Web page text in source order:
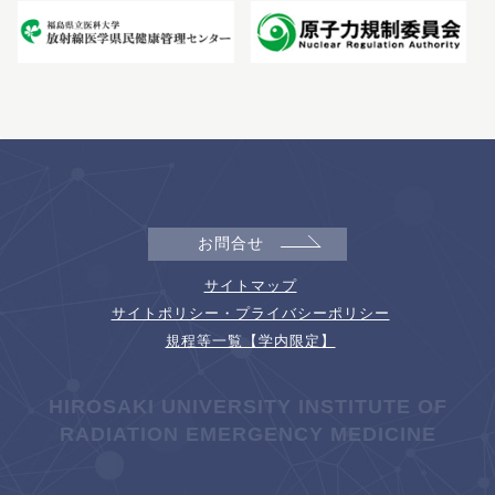
お問合せ
サイトマップ
サイトポリシー・プライバシーポリシー
規程等一覧【学内限定】
HIROSAKI UNIVERSITY INSTITUTE OF
RADIATION EMERGENCY MEDICINE